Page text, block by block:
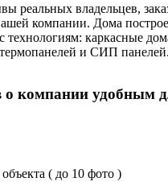
реальных владельцев,
компании. Дома
технологиям: каркасные
и СИП панелей.
о компании удобным
( до 10 фото )